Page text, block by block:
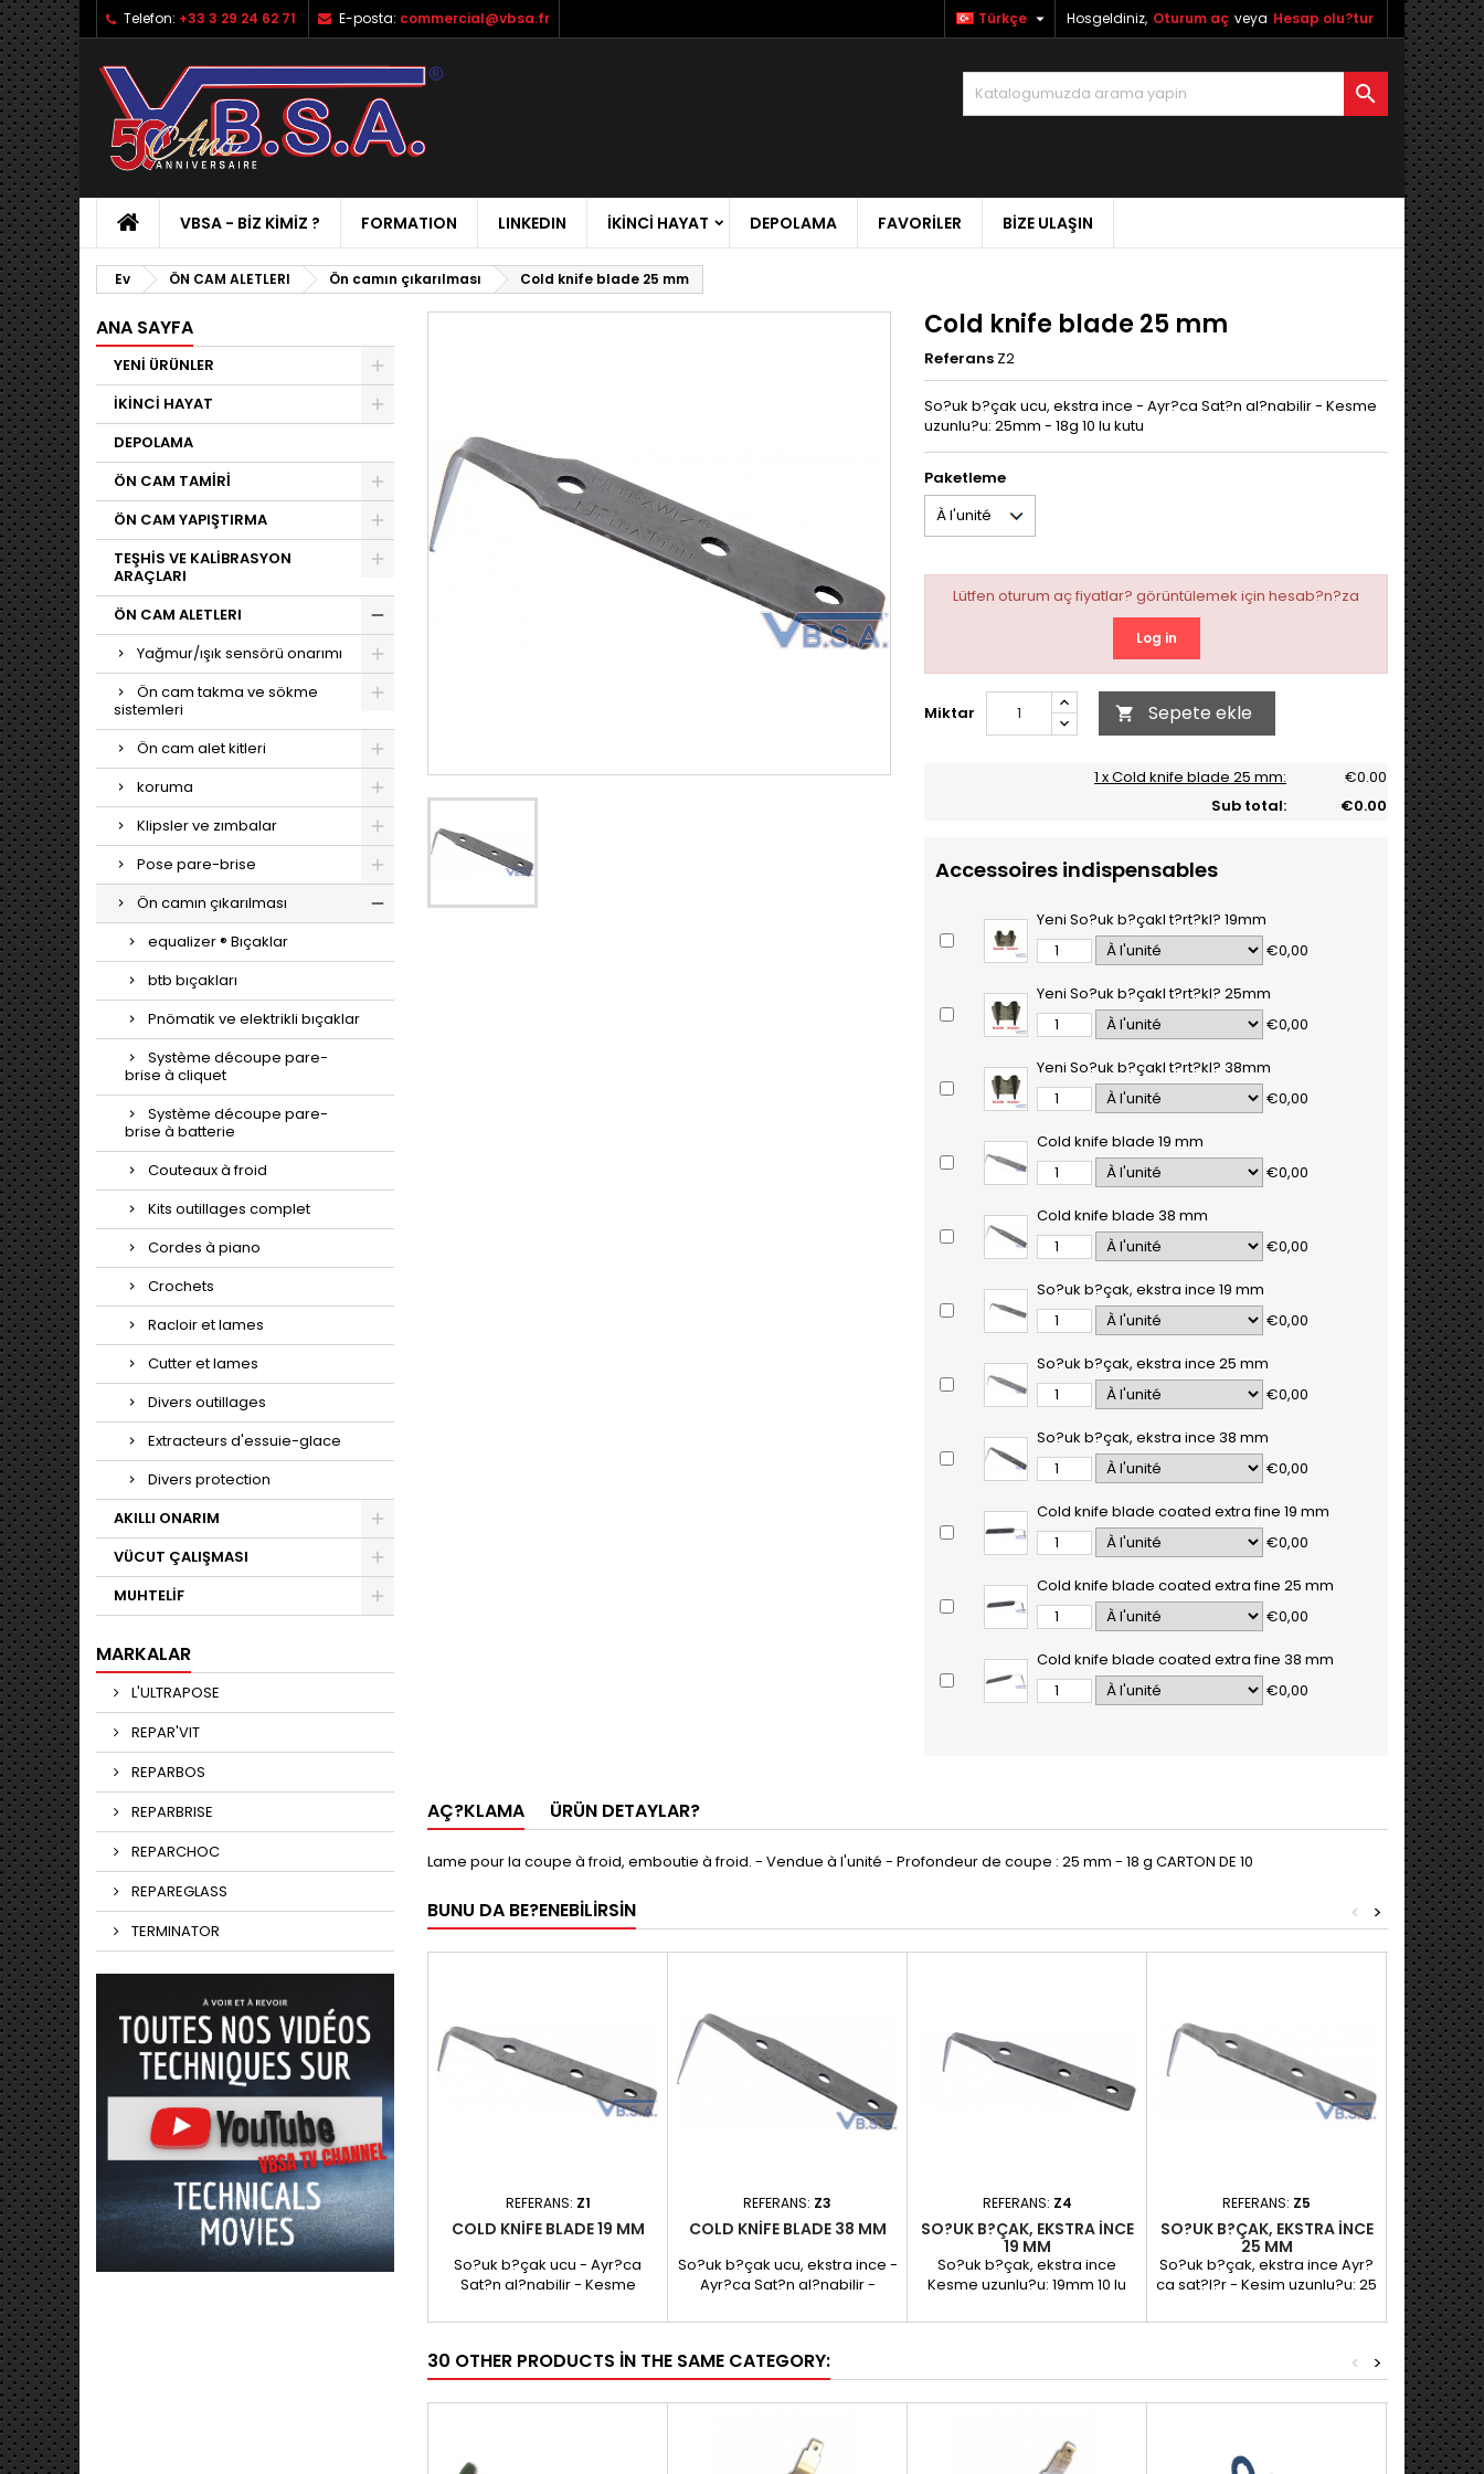
Telefon: +33 3 29 24 62 71 E-posta: commercial@vbsa.fr Hosgeldiniz, Oturum aç veya Hesap olu?tur
Türkçe 

VBSA - BIZ KIMIZ ? FORMATION LINKEDIN İKİNCİ HAYAT DEPOLAMA FAVORILER BIZE ULAŞIN
Ev ÖN CAM ALETLERI Ön camın çıkarılması Cold knife blade 25 mm
ANA SAYFA
YENİ ÜRÜNLER
İKİNCİ HAYAT
DEPOLAMA
ÖN CAM TAMİRİ
ÖN CAM YAPIŞTIRMA
TEŞHİS VE KALİBRASYON
ARAÇLARI
ÖN CAM ALETLERI
Yağmur/ışık sensörü onarımı
Ön cam takma ve sökme
sistemleri
Ön cam alet kitleri
koruma
Klipsler ve zımbalar
Pose pare-brise
Ön camın çıkarılması
equalizer ® Bıçaklar
btb bıçakları
Pnömatik ve elektrikli bıçaklar
Système découpe pare-
brise à cliquet
Système découpe pare-
brise à batterie
Couteaux à froid
Kits outillages complet
Cordes à piano
Crochets
Racloir et lames
Cutter et lames
Divers outillages
Extracteurs d'essuie-glace
Divers protection
AKILLI ONARIM
VÜCUT ÇALIŞMASI
MUHTELİF
MARKALAR
L'ULTRAPOSE
REPAR'VIT
REPARBOS
REPARBRISE
REPARCHOC
REPAREGLASS
TERMINATOR
Cold knife blade 25 mm
Referans Z2
So?uk b?çak ucu, ekstra ince - Ayr?ca Sat?n al?nabilir - Kesme
uzunlu?u: 25mm - 18g 10 lu kutu
Paketleme
Lütfen oturum aç fiyatlar? görüntülemek için hesab?n?za
Log in
Miktar  Sepete ekle
1 x Cold knife blade 25 mm:
€0.00
Sub total:
€0.00
Accessoires indispensables
Yeni So?uk b?çakI t?rt?kl? 19mm
€0,00
Yeni So?uk b?çakI t?rt?kl? 25mm
€0,00
Yeni So?uk b?çakI t?rt?kl? 38mm
€0,00
Cold knife blade 19 mm
€0,00
Cold knife blade 38 mm
€0,00
So?uk b?çak, ekstra ince 19 mm
€0,00
So?uk b?çak, ekstra ince 25 mm
€0,00
So?uk b?çak, ekstra ince 38 mm
€0,00
Cold knife blade coated extra fine 19 mm
€0,00
Cold knife blade coated extra fine 25 mm
€0,00
Cold knife blade coated extra fine 38 mm
€0,00
AÇ?KLAMA ÜRÜN DETAYLAR?
Lame pour la coupe à froid, emboutie à froid. - Vendue à l'unité - Profondeur de coupe : 25 mm - 18 g CARTON DE 10
BUNU DA BE?ENEBILIRSIN >
<
REFERANS: Z1
COLD KNIFE BLADE 19 MM
So?uk b?çak ucu - Ayr?ca
Sat?n al?nabilir - Kesme
REFERANS: Z3
COLD KNIFE BLADE 38 MM
So?uk b?çak ucu, ekstra ince -
Ayr?ca Sat?n al?nabilir -
10 lu kutu
REFERANS: Z4
SO?UK B?ÇAK, EKSTRA INCE
19 MM
So?uk b?çak, ekstra ince
Kesme uzunlu?u: 19mm 10 lu
REFERANS: Z5
SO?UK B?ÇAK, EKSTRA INCE
25 MM
So?uk b?çak, ekstra ince Ayr?
ca sat?l?r - Kesim uzunlu?u: 25
SO?UK
So?uk
ca sat?l?r
mm -
30 OTHER PRODUCTS IN THE SAME CATEGORY: >
<